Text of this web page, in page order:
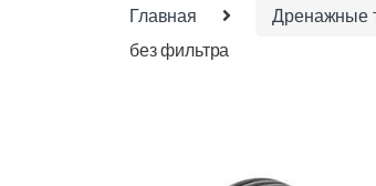
Главная Дренажные
без фильтра